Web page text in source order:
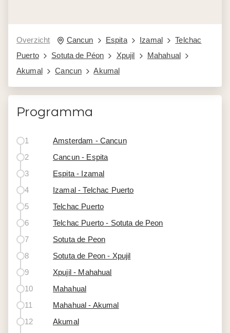
Overzicht Cancun Espita Izamal
Telchac
Puerto
Sotuta de Péon Xpujil
Mahahual
Akumal
Cancun Akumal
Programma
1
Amsterdam - Cancun
2
Cancun - Espita
3
Espita - Izamal
4
Izamal - Telchac Puerto
5
Telchac Puerto
6
Telchac Puerto - Sotuta de Peon
7
Sotuta de Peon
8
Sotuta de Peon - Xpujil
9
Xpujil - Mahahual
10
Mahahual
11
Mahahual - Akumal
12
Akumal